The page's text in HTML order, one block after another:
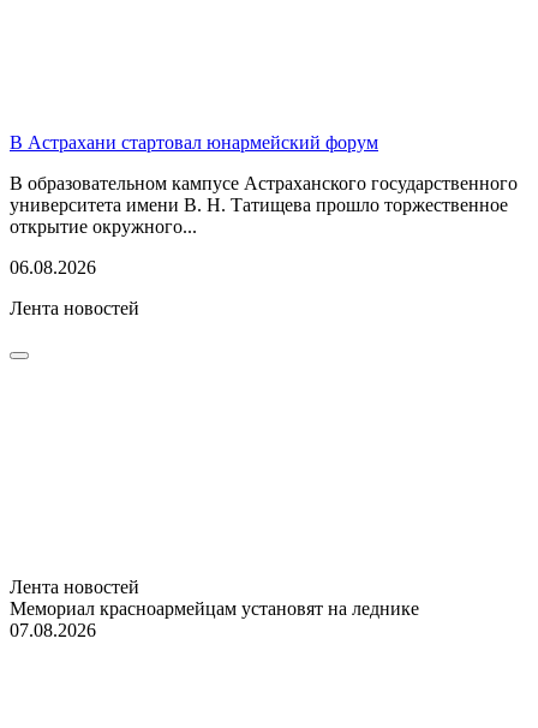
В Астрахани стартовал юнармейский форум
В образовательном кампусе Астраханского государственного
университета имени В. Н. Татищева прошло торжественное
открытие окружного...
06.08.2026
Лента новостей
Лента новостей
Мемориал красноармейцам установят на леднике
07.08.2026